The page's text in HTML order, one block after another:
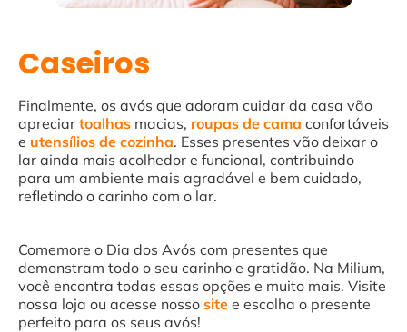
Caseiros
Finalmente, os avós que adoram cuidar da casa vão
apreciar toalhas macias, roupas de cama confortáveis
e utensílios de cozinha. Esses presentes vão deixar o
lar ainda mais acolhedor e funcional, contribuindo
para um ambiente mais agradável e bem cuidado,
refletindo o carinho com o lar.
Comemore o Dia dos Avós com presentes que
demonstram todo o seu carinho e gratidão. Na Milium,
você encontra todas essas opções e muito mais. Visite
nossa loja ou acesse nosso site e escolha o presente
perfeito para os seus avós!